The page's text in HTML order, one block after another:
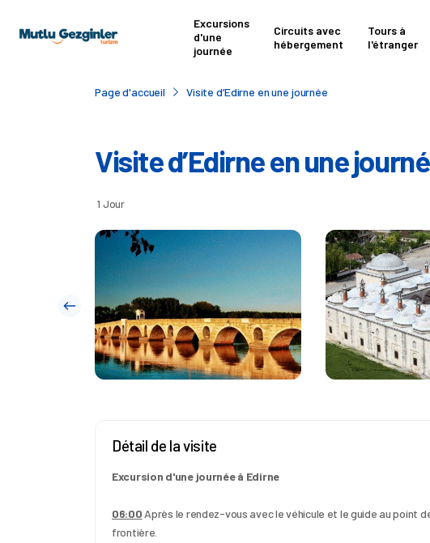
Excursions
d'une
journée
Circuits avec
hébergement
Tours à
l'étranger
Page d'accueil Visite d’Edirne en une journée
Visite d’Edirne en une
1 Jour
Détail de la visite
Excursion d'une journée à Edirne
06:00 Après le rendez-vous avec le véhicule et le guide au point
frontière.